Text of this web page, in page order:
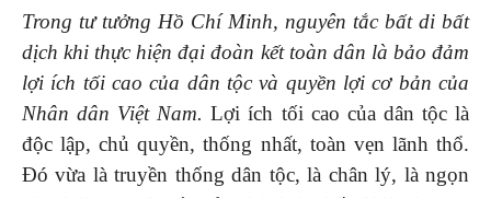
Trong tư tưởng Hồ Chí Minh, nguyên tắc bất di bất
dịch khi thực hiện đại đoàn kết toàn dân là bảo đảm
lợi ích tối cao của dân tộc và quyền lợi cơ bản của
Nhân dân Việt Nam.Lợi ích tối cao của dân tộc là
độc lập, chủ quyền, thống nhất, toàn vẹn lãnh thổ.
Đó vừa là truyền thống dân tộc, là chân lý, là ngọn